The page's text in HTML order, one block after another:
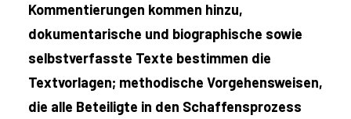
Kommentierungen kommen hinzu,
dokumentarische und biographische sowie
selbstverfasste Texte bestimmen die
Textvorlagen; methodische Vorgehensweisen,
die alle Beteiligte in den Schaffensprozess